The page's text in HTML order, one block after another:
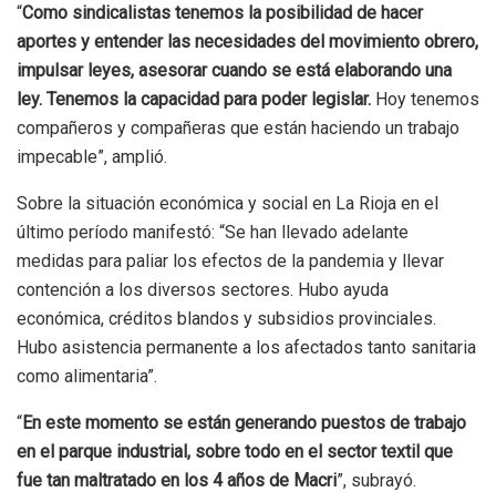
“Como sindicalistas tenemos la posibilidad de hacer
aportes y entender las necesidades del movimiento obrero,
impulsar leyes, asesorar cuando se está elaborando una
ley. Tenemos la capacidad para poder legislar. Hoy tenemos
compañeros y compañeras que están haciendo un trabajo
impecable”, amplió.
Sobre la situación económica y social en La Rioja en el
último período manifestó: “Se han llevado adelante
medidas para paliar los efectos de la pandemia y llevar
contención a los diversos sectores. Hubo ayuda
económica, créditos blandos y subsidios provinciales.
Hubo asistencia permanente a los afectados tanto sanitaria
como alimentaria”.
“En este momento se están generando puestos de trabajo
en el parque industrial, sobre todo en el sector textil que
fue tan maltratado en los 4 años de Macri”, subrayó.